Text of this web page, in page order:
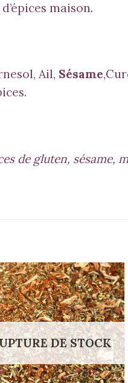
maison.
Ail, Sésame
de gluten, sésame,
DE STOCK